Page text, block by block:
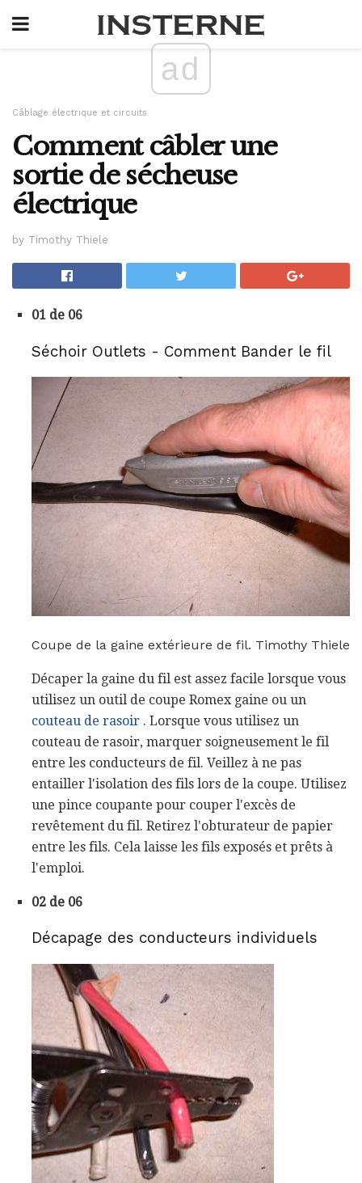
ad
Câblage électrique et circuits
Comment câbler une
sortie de sécheuse
électrique
by Timothy Thiele
01 de 06
Séchoir Outlets - Comment Bander le fil
Coupe de la gaine extérieure de fil. Timothy Thiele
Décaper la gaine du fil est assez facile lorsque vous
utilisez un outil de coupe Romex gaine ou un
couteau de rasoir . Lorsque vous utilisez un
couteau de rasoir, marquer soigneusement le fil
entre les conducteurs de fil. Veillez à ne pas
entailler l'isolation des fils lors de la coupe. Utilisez
une pince coupante pour couper l'excès de
revêtement du fil. Retirez l'obturateur de papier
entre les fils. Cela laisse les fils exposés et prêts à
l'emploi.
02 de 06
Décapage des conducteurs individuels